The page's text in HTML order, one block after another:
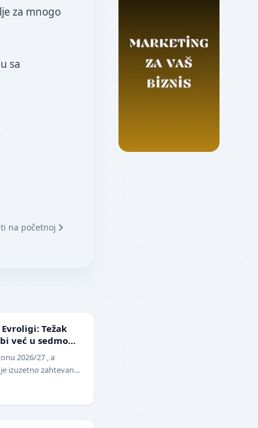
za mnogo
sa
na početnoj
Težak
već u sedmom
2026/27 , a
izuzetno zahtevan